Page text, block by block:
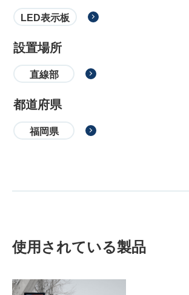
株式会社吾妻製作所 会社案
内
LED表示板
設置場所
直線部
都道府県
福岡県
使用されている製品